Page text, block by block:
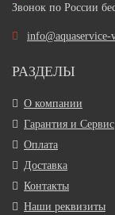
Звонок по России
info@aquaservice-
РАЗДЕЛЫ
О компании
Гарантия и Сервис
Оплата
Доставка
Контакты
Наши реквизиты